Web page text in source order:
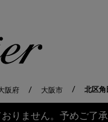
阪府 大阪市 北区
りません。予めご了承